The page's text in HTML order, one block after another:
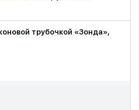
трубочкой «Зонда»,